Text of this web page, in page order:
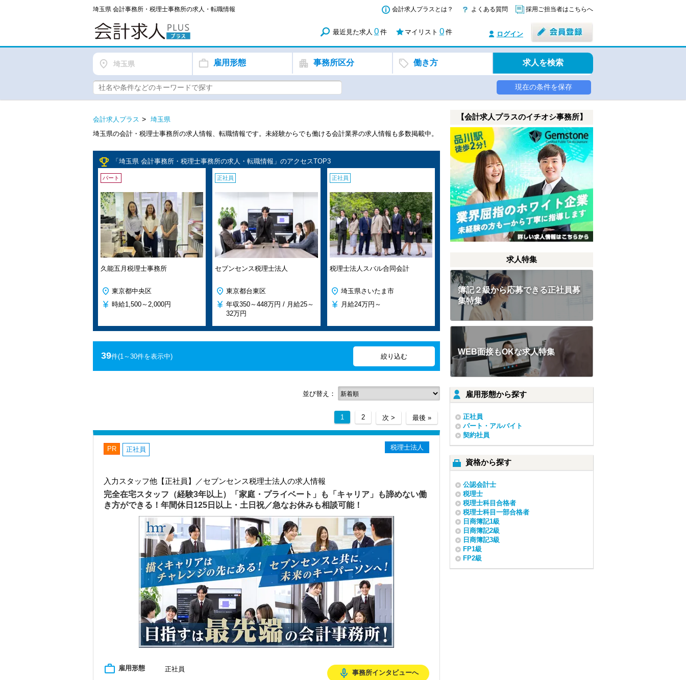
埼玉県 会計事務所・税理士事務所の求人・転職情報 会計求人プラスとは？ よくある質問 採用ご担当者はこちらへ
最近見た求人 0 件 マイリスト 0 件 ログイン
埼玉県 雇用形態 事務所区分 働き方 求人を検索
現在の条件を保存
会計求人プラス
埼玉県
埼玉県の会計・税理士事務所の求人情報、転職情報です。未経験からでも働ける会計業界の求人情報も多数掲載中。
emoji_events 「埼玉県 会計事務所・税理士事務所の求人・転職情報」のアクセスTOP3
パート
久能五月税理士事務所
東京都中央区
時給1,500～2,000円
正社員
セブンセンス税理士法人
東京都台東区
年収350～448万円 / 月給25～
32万円
正社員
税理士法人スバル合同会計
埼玉県さいたま市
月給24万円～
39件(1～30件を表示中)
並び替え：
1 2 次 > 最後 »
PR 正社員 税理士法人
入力スタッフ他【正社員】／セブンセンス税理士法人の求人情報
完全在宅スタッフ（経験3年以上）「家庭・プライベート」も「キャリア」も諦めない働
き方ができる！年間休日125日以上・土日祝／急なお休みも相談可能！
work_outline 雇用形態 正社員 mic_none 事務所インタビューへ
【会計求人プラスのイチオシ事務所】
求人特集
簿記２級から応募できる正社員募
集特集
WEB面接もOKな求人特集
雇用形態から探す
正社員
パート・アルバイト
契約社員
資格から探す
公認会計士
税理士
税理士科目合格者
税理士科目一部合格者
日商簿記1級
日商簿記2級
日商簿記3級
FP1級
FP2級